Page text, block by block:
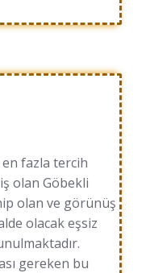
en fazla tercih
olan Göbekli
olan ve görünüş
olacak eşsiz
gereken bu